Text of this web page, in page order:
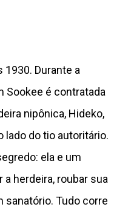
1930. Durante a
Sookee é contratada
nipônica, Hideko,
lado do tio autoritário.
ela e um
herdeira, roubar sua
sanatório. Tudo corre